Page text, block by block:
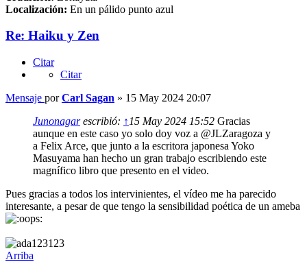
Localización: En un pálido punto azul
Re: Haiku y Zen
Citar
Citar
Mensaje porCarl Sagan » 15 May 2024 20:07
Junonagarescribió: ↑ 15 May 2024 15:52 Gracias
aunque en este caso yo solo doy voz a @JLZaragoza y
a Felix Arce, que junto a la escritora japonesa Yoko
Masuyama han hecho un gran trabajo escribiendo este
magnífico libro que presento en el video.
Pues gracias a todos los intervinientes, el vídeo me ha parecido
interesante, a pesar de que tengo la sensibilidad poética de un ameba
Arriba